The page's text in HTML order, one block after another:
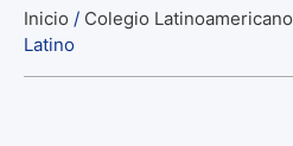
Inicio / Colegio Latinoamericano
Latino